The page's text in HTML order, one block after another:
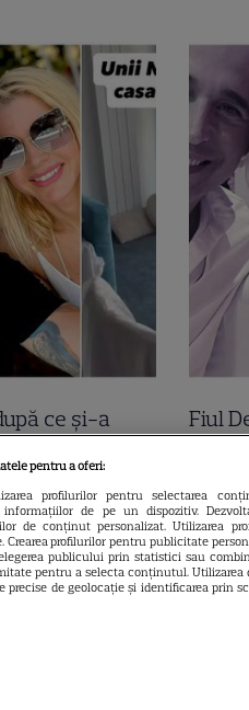
ce și-a
lăsat în urmă
la Cer
Fiul
din
fără
pentru a oferi:
profilurilor pentru selectarea
informațiilor de pe un dispozitiv.
de conținut personalizat. Utilizarea
profilurilor pentru publicitate
publicului prin statistici sau
pentru a selecta conținutul. Utilizarea
de geolocație și identificarea prin